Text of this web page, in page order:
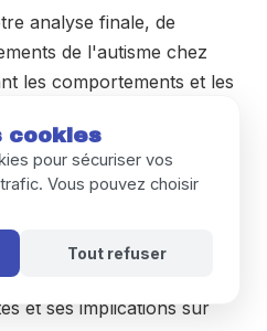
analyse finale, de
de l'autisme chez
les comportements et les
sociale et
une approche
accrue de la
exploré l'évolution de
et ses implications sur
cookies
pour sécuriser vos
Vous pouvez choisir
Tout refuser